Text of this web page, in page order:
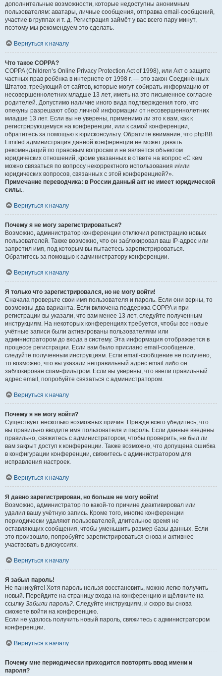
дополнительные возможности, которые недоступны анонимным
пользователям: аватары, личные сообщения, отправка email-сообщений,
участие в группах и т. д. Регистрация займёт у вас всего пару минут,
поэтому мы рекомендуем это сделать.
Вернуться к началу
Что такое COPPA?
COPPA (Children’s Online Privacy Protection Act of 1998), или Акт о защите
частных прав ребёнка в интернете от 1998 г. — это закон Соединённых
Штатов, требующий от сайтов, которые могут собирать информацию от
несовершеннолетних младше 13 лет, иметь на это письменное согласие
родителей. Допустимо наличие иного вида подтверждения того, что
опекуны разрешают сбор личной информации от несовершеннолетних
младше 13 лет. Если вы не уверены, применимо ли это к вам, как к
регистрирующемуся на конференции, или к самой конференции,
обратитесь за помощью к юрисконсульту. Обратите внимание, что phpBB
Limited администрация данной конференции не может давать
рекомендаций по правовым вопросам и не является объектом
юридических отношений, кроме указанных в ответе на вопрос «С кем
можно связаться по вопросу некорректного использования и/или
юридических вопросов, связанных с этой конференцией?».
Примечание переводчика: в России данный акт не имеет юридической
силы..
Вернуться к началу
Почему я не могу зарегистрироваться?
Возможно, администратор конференции отключил регистрацию новых
пользователей. Также возможно, что он заблокировал ваш IP-адрес или
запретил имя, под которым вы пытаетесь зарегистрироваться.
Обратитесь за помощью к администратору конференции.
Вернуться к началу
Я только что зарегистрировался, но не могу войти!
Сначала проверьте свои имя пользователя и пароль. Если они верны, то
возможны два варианта. Если включена поддержка COPPA и при
регистрации вы указали, что вам менее 13 лет, следуйте полученным
инструкциям. На некоторых конференциях требуется, чтобы все новые
учётные записи были активированы пользователями или
администратором до входа в систему. Эта информация отображается в
процессе регистрации. Если вам было прислано email-сообщение,
следуйте полученным инструкциям. Если email-сообщение не получено,
то возможно, что вы указали неправильный адрес email либо он
заблокирован спам-фильтром. Если вы уверены, что ввели правильный
адрес email, попробуйте связаться с администратором.
Вернуться к началу
Почему я не могу войти?
Существует несколько возможных причин. Прежде всего убедитесь, что
вы правильно вводите имя пользователя и пароль. Если данные введены
правильно, свяжитесь с администратором, чтобы проверить, не был ли
вам закрыт доступ к конференции. Также возможно, что допущена ошибка
в конфигурации конференции, свяжитесь с администратором для
исправления настроек.
Вернуться к началу
Я давно зарегистрирован, но больше не могу войти!
Возможно, администратор по какой-то причине деактивировал или
удалил вашу учётную запись. Кроме того, многие конференции
периодически удаляют пользователей, длительное время не
оставляющих сообщения, чтобы уменьшить размер базы данных. Если
это произошло, попробуйте зарегистрироваться снова и активнее
участвовать в дискуссиях.
Вернуться к началу
Я забыл пароль!
Не паникуйте! Хотя пароль нельзя восстановить, можно легко получить
новый. Перейдите на страницу входа на конференцию и щёлкните на
ссылку Забыли пароль?. Следуйте инструкциям, и скоро вы снова
сможете войти на конференцию.
Если не удалось получить новый пароль, свяжитесь с администратором
конференции.
Вернуться к началу
Почему мне периодически приходится повторять ввод имени и
пароля?